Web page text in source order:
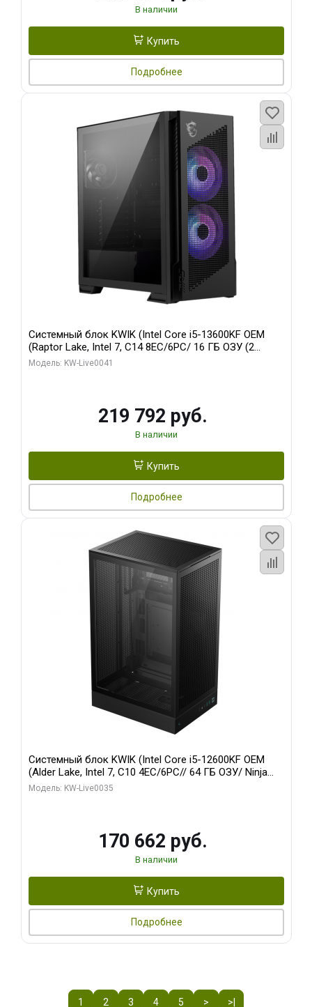
В наличии
Купить
Подробнее
Системный блок KWIK (Intel Core i5-13600KF OEM
(Raptor Lake, Intel 7, C14 8EC/6PC/ 16 ГБ ОЗУ (2
модуля)/ Palit RTX5080 GAMINGPRO OC 16GB GDDR7
Модель: KW-Live0041
219 792 руб.
В наличии
Купить
Подробнее
Системный блок KWIK (Intel Core i5-12600KF OEM
(Alder Lake, Intel 7, C10 4EC/6PC// 64 ГБ ОЗУ/ Ninja
Sinotex GTX1650 4GB 128bit GDDR6 DVI DP HDMI 2/
Модель: KW-Live0035
170 662 руб.
В наличии
Купить
Подробнее
1 2 3 4 5 > >|